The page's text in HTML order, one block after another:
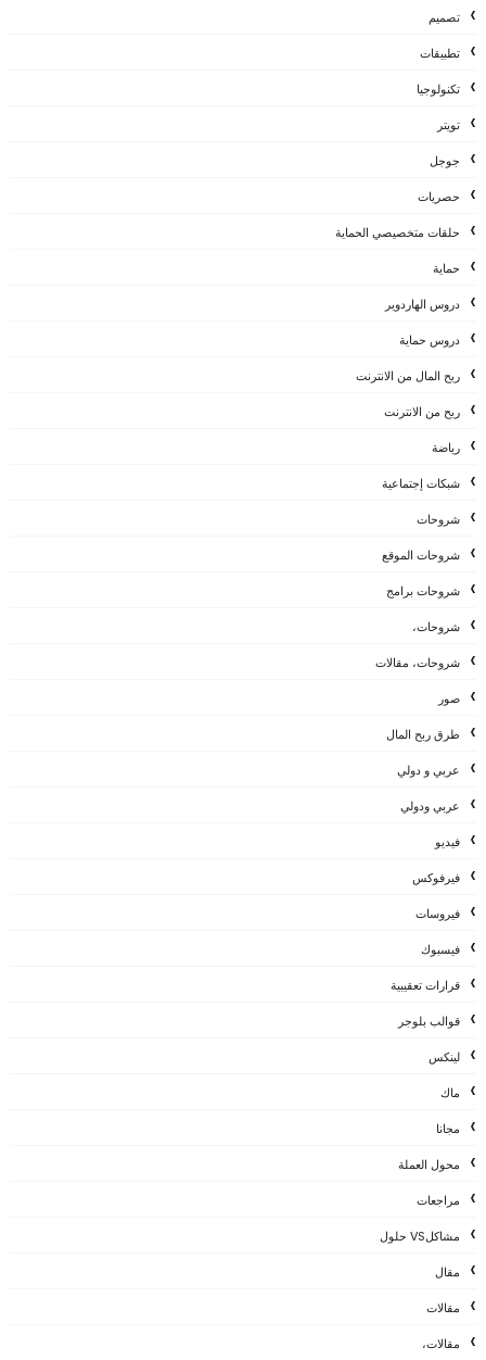
تصميم
تطبيقات
تكنولوجيا
تويتر
جوجل
حصريات
حلقات متخصيصي الحماية
حماية
دروس الهاردوير
دروس حماية
ربح المال من الانترنت
ربح من الانترنت
رياضة
شبكات إجتماعية
شروحات
شروحات الموقع
شروحات برامج
شروحات،
شروحات، مقالات
صور
طرق ربح المال
عربي و دولي
عربي ودولي
فيديو
فيرفوكس
فيروسات
فيسبوك
قرارات تعقيبية
قوالب بلوجر
لينكس
ماك
مجانا
محول العملة
مراجعات
مشاكلVS حلول
مقال
مقالات
مقالات،